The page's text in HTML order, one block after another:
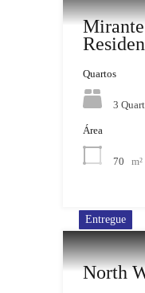
Quartos
3
Área
70 m²
Entregue
North